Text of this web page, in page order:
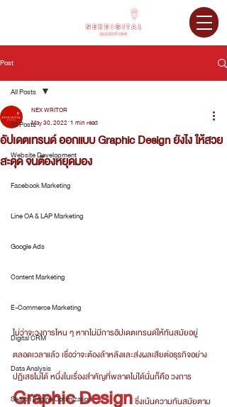
Post
All Posts
Website Development
Facebook Marketing
Line OA & LAP Marketing
Google Ads
Content Marketing
E-Commerce Marketing
Digital CRM
Data Analysis
Search Engine Optimization
All Posts
อัปเดตเทรนด์ ออกแบบ Graphic Design ยังไง ให้สวย
สะดุด จนต้องหยุดมอง
NEX WRITOR
May 30, 2022 1 min read
ไม่ว่าจะวงการไหน ๆ หากไม่มีการอัปเดตเทรนด์ให้ทันสมัยอยู่
ตลอดเวลาแล้ว เชื่อว่าจะต้องล้าหลังและส่งผลเสียต่อธุรกิจอย่าง
ปฏิเสธไม่ได้ หนึ่งในเรื่องสำคัญที่พลาดไม่ได้นั่นก็คือ วงการ
Graphic Design ซึ่งเน้นความทันสมัยตาม